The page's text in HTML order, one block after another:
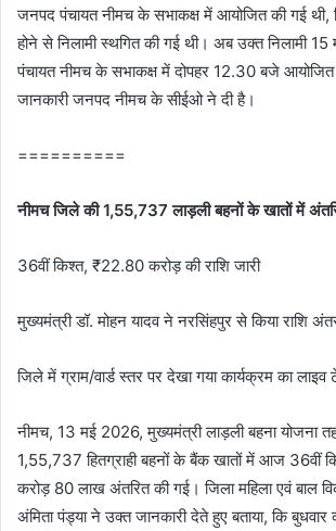
जनपद पंचायत नीमच के सभाकक्ष में आयोजित की गई थी,
होने से निलामी स्‍थगित की गई थी। अब उक्‍त निलामी
पंचायत नीमच के सभाकक्ष में दोपहर 12.30 बजे
जानकारी जनपद नीमच के सीईओ ने दी है।
==========
नीमच जिले की 1,55,737 लाड़ली बहनों के खातों में
36वीं किश्त, ₹22.80 करोड़ की राशि जारी
मुख्यमंत्री डॉ. मोहन यादव ने नरसिंहपुर से किया राशि
जिले में ग्राम/वार्ड स्तर पर देखा गया कार्यक्रम का लाइव
नीमच, 13 मई 2026, मुख्यमंत्री लाड़ली बहना योजना
1,55,737 हितग्राही बहनों के बैंक खातों में आज 36वीं
करोड़ 80 लाख अंतरित की गई। जिला महिला एवं बाल
अंमिता पंड्या ने उक्‍त जानकारी देते हुए बताया, कि बुधवार